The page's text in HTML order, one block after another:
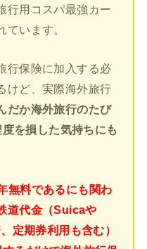
行用コスパ最強カー
ています。
行保険に加入する必
けど、実際海外旅行
だか海外旅行のたび
を損した気持ちにも
無料であるにも関わ
道代金（Suicaや
定期券利用も含む）